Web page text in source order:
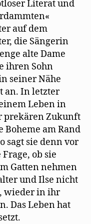
Literat und
auf dem
die Sängerin
alte Dame
ihren Sohn
seiner Nähe
an. In letzter
Leben in
prekären Zukunft
Boheme am Rand
sagt sie denn vor
ob sie
Gatten nehmen
und Ilse nicht
wieder in ihr
Das Leben hat